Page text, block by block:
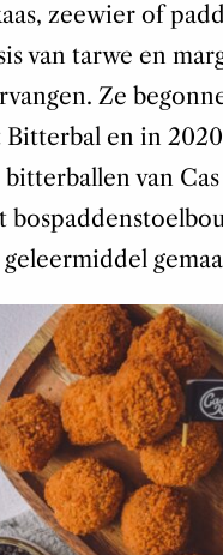
zeewier of
van tarwe en
Ze
Bitterbal en in
bitterballen van